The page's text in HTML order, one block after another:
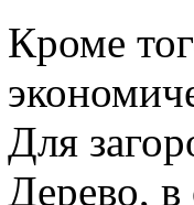
Кроме
Для
Дерево, в